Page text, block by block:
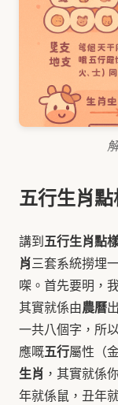
五行生肖點
講到五行生肖點
肖三套系統撈埋
㗎。首先要明，
其實就係由農曆
一共八個字，所
應嘅五行屬性（
生肖 ，其實就係
年就係鼠，丑年